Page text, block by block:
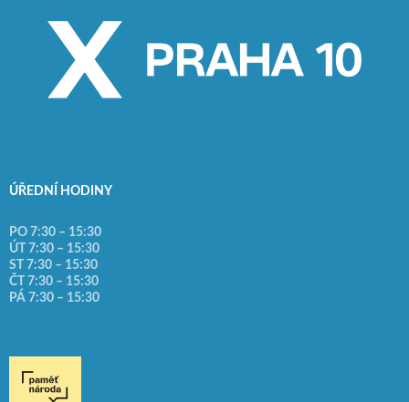
ÚŘEDNÍ HODINY
PO 7:30 – 15:30
ÚT 7:30 – 15:30
ST 7:30 – 15:30
ČT 7:30 – 15:30
PÁ 7:30 – 15:30